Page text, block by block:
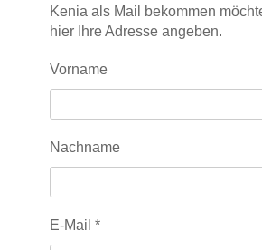
Kenia als Mail bekommen
hier Ihre Adresse angeben.
Vorname
Nachname
E-Mail *